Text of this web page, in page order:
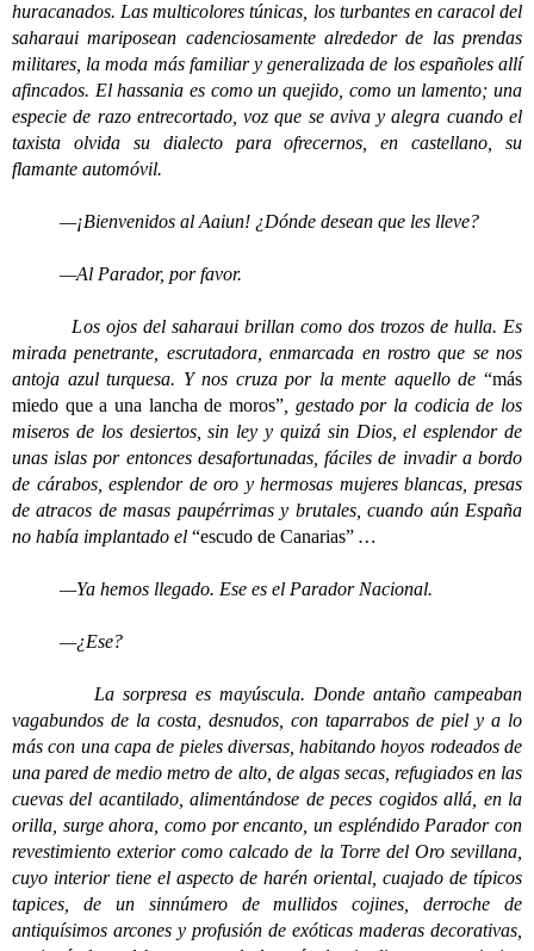
huracanados. Las multicolores túnicas, los turbantes en caracol del
saharaui mariposean cadenciosamente alrededor de las prendas
militares, la moda más familiar y generalizada de los españoles allí
afincados. El hassania es como un quejido, como un lamento; una
especie de razo entrecortado, voz que se aviva y alegra cuando el
taxista olvida su dialecto para ofrecernos, en castellano, su
flamante automóvil.
—¡Bienvenidos al Aaiun! ¿Dónde desean que les lleve?
—Al Parador, por favor.
Los ojos del saharaui brillan como dos trozos de hulla. Es
mirada penetrante, escrutadora, enmarcada en rostro que se nos
antoja azul turquesa. Y nos cruza por la mente aquello de “más
miedo que a una lancha de moros” , gestado por la codicia de los
miseros de los desiertos, sin ley y quizá sin Dios, el esplendor de
unas islas por entonces desafortunadas, fáciles de invadir a bordo
de cárabos, esplendor de oro y hermosas mujeres blancas, presas
de atracos de masas paupérrimas y brutales, cuando aún España
no había implantado el “escudo de Canarias” …
—Ya hemos llegado. Ese es el Parador Nacional.
—¿Ese?
La sorpresa es mayúscula. Donde antaño campeaban
vagabundos de la costa, desnudos, con taparrabos de piel y a lo
más con una capa de pieles diversas, habitando hoyos rodeados de
una pared de medio metro de alto, de algas secas, refugiados en las
cuevas del acantilado, alimentándose de peces cogidos allá, en la
orilla, surge ahora, como por encanto, un espléndido Parador con
revestimiento exterior como calcado de la Torre del Oro sevillana,
cuyo interior tiene el aspecto de harén oriental, cuajado de típicos
tapices, de un sinnúmero de mullidos cojines, derroche de
antiquísimos arcones y profusión de exóticas maderas decorativas,